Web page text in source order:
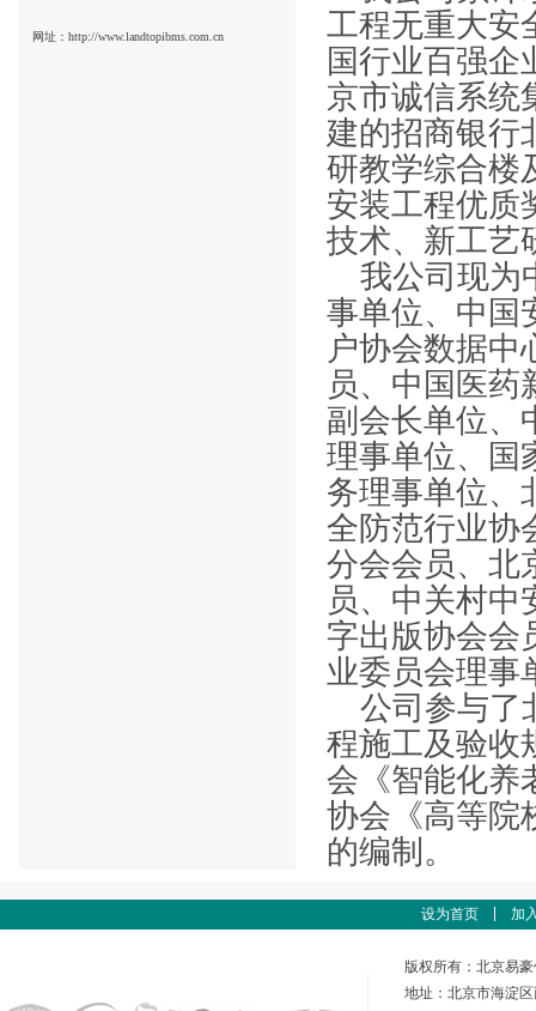
网址： http://www.landtopibms.com.cn
工程无重大安
国行业百强企
京市诚信系统
建的招商银行
研教学综合楼
安装工程优质
技术、新工艺
我公司现为
事单位、中国
户协会数据中
员、中国医药
副会长单位、
理事单位、国
务理事单位、
全防范行业协
分会会员、北
员、中关村中
字出版协会会
业委员会理事
公司参与了
程施工及验收
会《智能化养
协会《高等院
的编制。
设为首页 加
版权所有：北京易
地址：北京市海淀